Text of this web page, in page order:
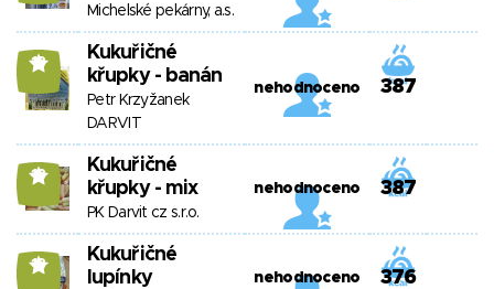
Michelské pekárny, a.s.
13
Kukuřičné
křupky - banán
Petr Krzyžanek
DARVIT
nehodnoceno 387
13
Kukuřičné
křupky - mix
PK Darvit cz s.r.o.
nehodnoceno 387
13
Kukuřičné
lupínky
nehodnoceno 376